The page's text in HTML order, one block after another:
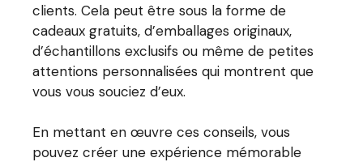
clients. Cela peut être sous la forme de
cadeaux gratuits, d’emballages originaux,
d’échantillons exclusifs ou même de petites
attentions personnalisées qui montrent que
vous vous souciez d’eux.
En mettant en œuvre ces conseils, vous
pouvez créer une expérience mémorable